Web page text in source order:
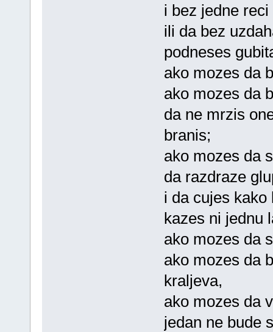
i bez jedne
ili da bez
podneses
ako mozes da
ako mozes da
da ne mrzis
branis;
ako mozes da
da razdraze
i da cujes kako
kazes ni jednu
ako mozes da
ako mozes da
kraljeva,
ako mozes da
jedan ne bude